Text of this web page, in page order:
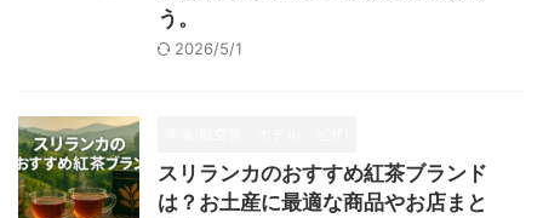
う。
2026/5/1
スリランカのおすすめ紅茶ブランド
は？お土産に最適な商品やお店まと